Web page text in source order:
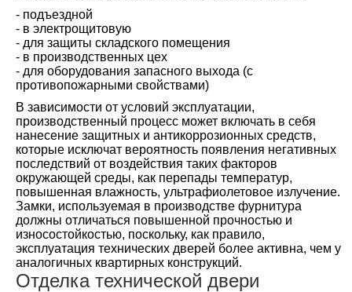
- подъездной
- в электрощитовую
- для защиты складского помещения
- в производственных цех
- для оборудования запасного выхода (с
противопожарными свойствами)
В зависимости от условий эксплуатации,
производственный процесс может включать в себя
нанесение защитных и антикоррозионных средств,
которые исключат вероятность появления негативных
последствий от воздействия таких факторов
окружающей среды, как перепады температур,
повышенная влажность, ультрафиолетовое излучение.
Замки, используемая в производстве фурнитура
должны отличаться повышенной прочностью и
износостойкостью, поскольку, как правило,
эксплуатация технических дверей более активна, чем у
аналогичных квартирных конструкций.
Отделка технической двери